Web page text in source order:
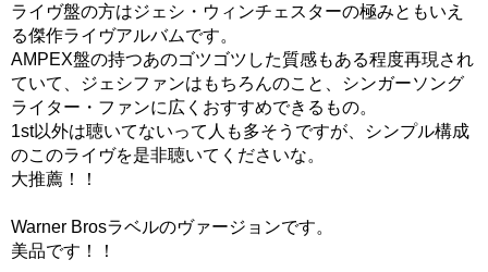
ライヴ盤の方はジェシ・ウィンチェスターの極みともいえ
る傑作ライヴアルバムです。
AMPEX盤の持つあのゴツゴツした質感もある程度再現され
ていて、ジェシファンはもちろんのこと、シンガーソング
ライター・ファンに広くおすすめできるもの。
1st以外は聴いてないって人も多そうですが、シンプル構成
のこのライヴを是非聴いてくださいな。
大推薦！！
Warner Brosラベルのヴァージョンです。
美品です！！